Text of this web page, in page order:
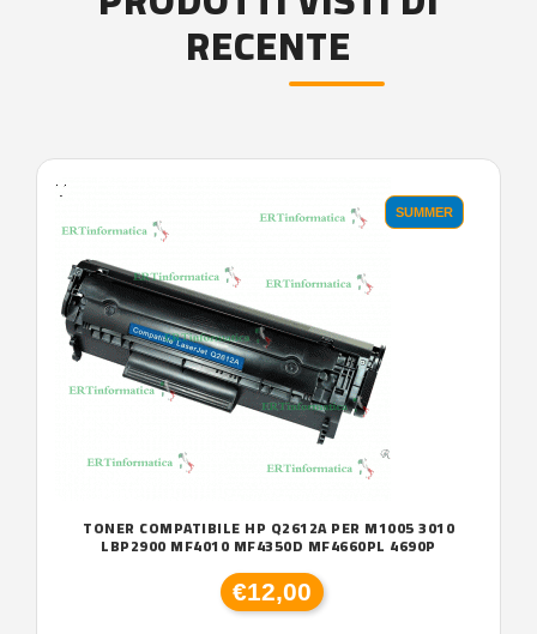
RECENTE
'.'
SUMMER
TONER COMPATIBILE HP Q2612A PER M1005 3010
LBP2900 MF4010 MF4350D MF4660PL 4690P
€12,00